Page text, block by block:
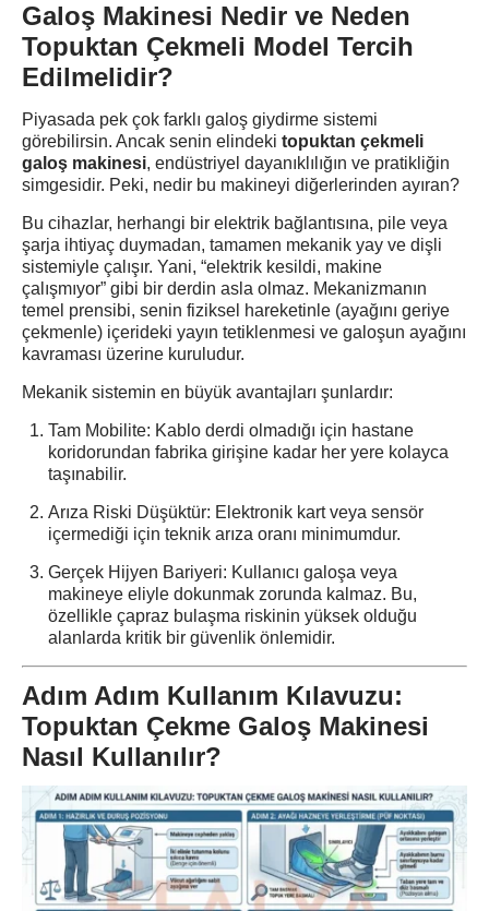
Galoş Makinesi Nedir ve Neden
Topuktan Çekmeli Model Tercih
Edilmelidir?
Piyasada pek çok farklı galoş giydirme sistemi
görebilirsin. Ancak senin elindeki topuktan çekmeli
galoş makinesi, endüstriyel dayanıklılığın ve pratikliğin
simgesidir. Peki, nedir bu makineyi diğerlerinden ayıran?
Bu cihazlar, herhangi bir elektrik bağlantısına, pile veya
şarja ihtiyaç duymadan, tamamen mekanik yay ve dişli
sistemiyle çalışır. Yani, “elektrik kesildi, makine
çalışmıyor” gibi bir derdin asla olmaz. Mekanizmanın
temel prensibi, senin fiziksel hareketinle (ayağını geriye
çekmenle) içerideki yayın tetiklenmesi ve galoşun ayağını
kavraması üzerine kuruludur.
Mekanik sistemin en büyük avantajları şunlardır:
Tam Mobilite: Kablo derdi olmadığı için hastane
koridorundan fabrika girişine kadar her yere kolayca
taşınabilir.
Arıza Riski Düşüktür: Elektronik kart veya sensör
içermediği için teknik arıza oranı minimumdur.
Gerçek Hijyen Bariyeri: Kullanıcı galoşa veya
makineye eliyle dokunmak zorunda kalmaz. Bu,
özellikle çapraz bulaşma riskinin yüksek olduğu
alanlarda kritik bir güvenlik önlemidir.
Adım Adım Kullanım Kılavuzu:
Topuktan Çekme Galoş Makinesi
Nasıl Kullanılır?